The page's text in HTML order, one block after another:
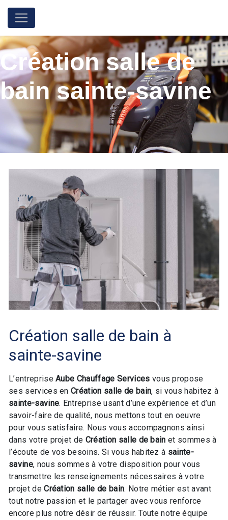
Création salle de
bain sainte-savine
Création salle de bain à
sainte-savine
L’entrepriseAube Chauffage Services vous propose
ses services enCréation salle de bain, si vous habitez à
sainte-savine. Entreprise usant d’une expérience et d’un
savoir-faire de qualité, nous mettons tout en oeuvre
pour vous satisfaire. Nous vous accompagnons ainsi
dans votre projet de Création salle de bain et sommes à
l’écoute de vos besoins. Si vous habitez à sainte-
savine, nous sommes à votre disposition pour vous
transmettre les renseignements nécessaires à votre
projet deCréation salle de bain. Notre métier est avant
tout notre passion et le partager avec vous renforce
encore plus notre désir de réussir. Toute notre équipe
Panneau de gestion des cookies